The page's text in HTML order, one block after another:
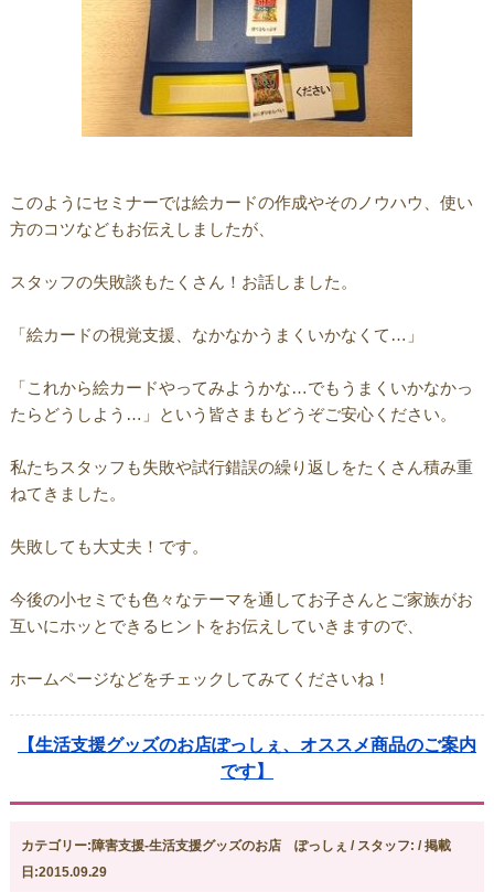
このようにセミナーでは絵カードの作成やそのノウハウ、使い
方のコツなどもお伝えしましたが、
スタッフの失敗談もたくさん！お話しました。
「絵カードの視覚支援、なかなかうまくいかなくて…」
「これから絵カードやってみようかな…でもうまくいかなかっ
たらどうしよう…」という皆さまもどうぞご安心ください。
私たちスタッフも失敗や試行錯誤の繰り返しをたくさん積み重
ねてきました。
失敗しても大丈夫！です。
今後の小セミでも色々なテーマを通してお子さんとご家族がお
互いにホッとできるヒントをお伝えしていきますので、
ホームページなどをチェックしてみてくださいね！
【生活支援グッズのお店ぽっしぇ、オススメ商品のご案内
です】
カテゴリー:障害支援-生活支援グッズのお店 ぽっしぇ / スタッフ: / 掲載
日:2015.09.29